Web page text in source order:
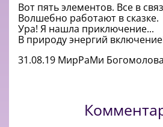
Вот пять элементов. Все в
Волшебно работают в сказке.
Ура! Я нашла приключение...
В природу энергий
31.08.19 МирРаМи